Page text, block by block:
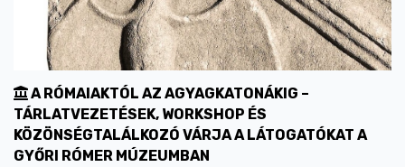
A RÓMAIAKTÓL AZ AGYAGKATONÁKIG –
TÁRLATVEZETÉSEK, WORKSHOP ÉS
KÖZÖNSÉGTALÁLKOZÓ VÁRJA A LÁTOGATÓKAT A
GYŐRI RÓMER MÚZEUMBAN